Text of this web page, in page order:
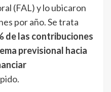
(FAL) y lo ubicaron
por año. Se trata
de las contribuciones
previsional hacia